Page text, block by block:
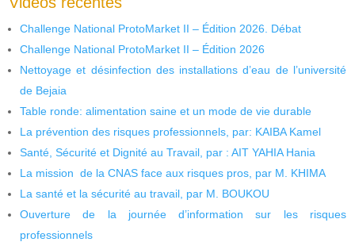
Challenge National ProtoMarket II – Édition 2026. Débat
Challenge National ProtoMarket II – Édition 2026
Nettoyage et désinfection des installations d’eau de l’université
de Bejaia
Table ronde: alimentation saine et un mode de vie durable
La prévention des risques professionnels, par: KAIBA Kamel
Santé, Sécurité et Dignité au Travail, par : AIT YAHIA Hania
La mission de la CNAS face aux risques pros, par M. KHIMA
La santé et la sécurité au travail, par M. BOUKOU
Ouverture de la journée d’information sur les risques
professionnels